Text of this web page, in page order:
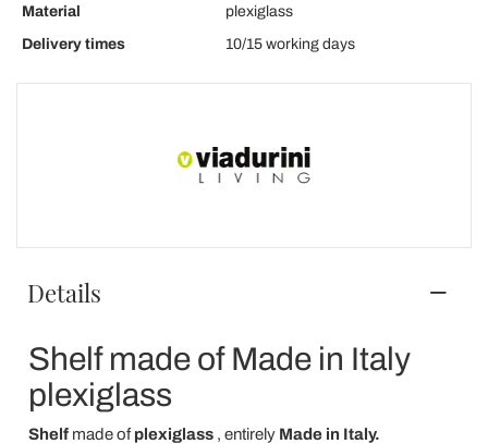
Material
plexiglass
Delivery times
10/15 working days
Details
Shelf made of Made in Italy
plexiglass
Shelfmade ofplexiglass, entirely Made in Italy.